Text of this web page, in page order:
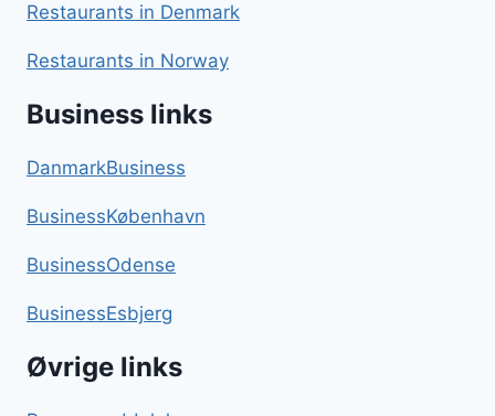
Restaurants in Denmark
Restaurants in Norway
Business links
DanmarkBusiness
BusinessKøbenhavn
BusinessOdense
BusinessEsbjerg
Øvrige links